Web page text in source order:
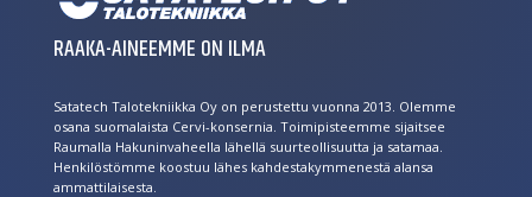
RAAKA-AINEEMME ON ILMA
Satatech Talotekniikka Oy on perustettu vuonna 2013. Olemme
osana suomalaista Cervi-konsernia. Toimipisteemme sijaitsee
Raumalla Hakuninvaheella lähellä suurteollisuutta ja satamaa.
Henkilöstömme koostuu lähes kahdestakymmenestä alansa
ammattilaisesta.